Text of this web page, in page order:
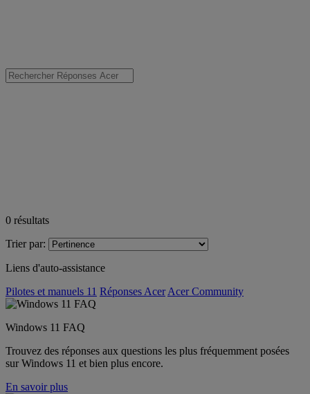
0 résultats
Trier par:
Liens d'auto-assistance
Pilotes et manuels 11 Réponses Acer Acer Community
Windows 11 FAQ
Trouvez des réponses aux questions les plus fréquemment posées
sur Windows 11 et bien plus encore.
En savoir plus